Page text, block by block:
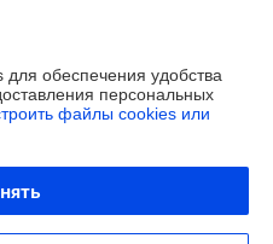
обеспечения удобства
персональных
файлы cookies или